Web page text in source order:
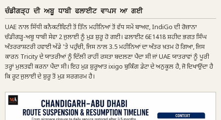
ਚੰਡੀਗੜ੍ਹ ਦੀ ਅਬੂ ਧਾਬੀ ਫਲਾਈਟ ਵਾਪਸ ਆ ਗਈ
UAE ਨਾਲ ਸਿੱਧੀ ਕਨੈਕਟੀਵਿਟੀ ਤੋਂ ਤਿੰਨ ਮਹੀਨਿਆਂ ਤੋਂ ਵੱਧ ਸਮੇਂ ਬਾਅਦ, IndiGo ਦੀ ਰੋਜ਼ਾਨਾ
ਚੰਡੀਗੜ੍ਹ-ਅਬੂ ਧਾਬੀ ਸੇਵਾ 2 ਜੁਲਾਈ ਨੂੰ ਮੁੜ ਸ਼ੁਰੂ ਹੋ ਗਈ। ਫਲਾਈਟ 6E1418 ਸ਼ਹੀਦ ਭਗਤ ਸਿੰਘ
ਅੰਤਰਰਾਸ਼ਟਰੀ ਹਵਾਈ ਅੱਡੇ 'ਤੇ ਪਹੁੰਚੀ, ਜਿਸ ਨਾਲ 3.5 ਮਹੀਨਿਆਂ ਦਾ ਅੰਤਰ ਖ਼ਤਮ ਹੋ ਗਿਆ, ਜਿਸ
ਕਾਰਨ Tricity ਦੇ ਯਾਤਰੀਆਂ ਨੂੰ ਦਿੱਲੀ ਰਾਹੀਂ ਰਸਤਾ ਬਦਲਣਾ ਪੈਂਦਾ ਸੀ ਜਾਂ UAE ਯਾਤਰਾਵਾਂ ਨੂੰ ਪੂਰੀ
ਤਰ੍ਹਾਂ ਮੁਲਤਵੀ ਕਰਨਾ ਪੈਂਦਾ ਸੀ। ਇਹ ਮੁੜ ਸ਼ੁਰੂਆਤ ixigo ਬੁਕਿੰਗ ਡੇਟਾ ਦੇ ਅਨੁਕੂਲ ਹੈ, ਜੋ ਦਿਖਾਉਂਦਾ ਹੈ
ਕਿ ਰੂਟ ਜੁਲਾਈ ਦੇ ਸ਼ੁਰੂ ਤੋਂ ਮੁੜ ਸਰਗਰਮ ਹੈ।